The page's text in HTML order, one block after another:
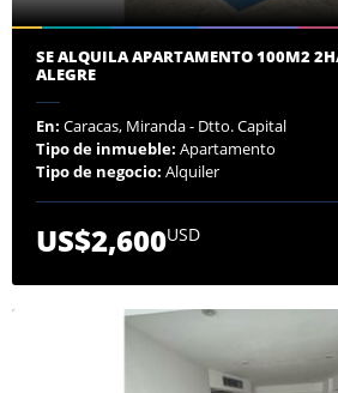
SE ALQUILA APARTAMENTO 100M2
ALEGRE
En: Caracas, Miranda - Dtto. Capital
Tipo de inmueble: Apartamento
Tipo de negocio: Alquiler
US$2,600USD